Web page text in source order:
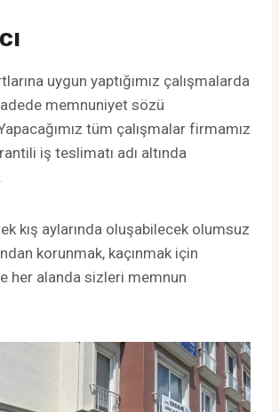
uygun yaptığımız çalışmalarda
memnuniyet sözü
tüm çalışmalar firmamız
iş teslimatı adı altında
kış aylarında oluşabilecek olumsuz
korunmak, kaçınmak için
her alanda sizleri memnun